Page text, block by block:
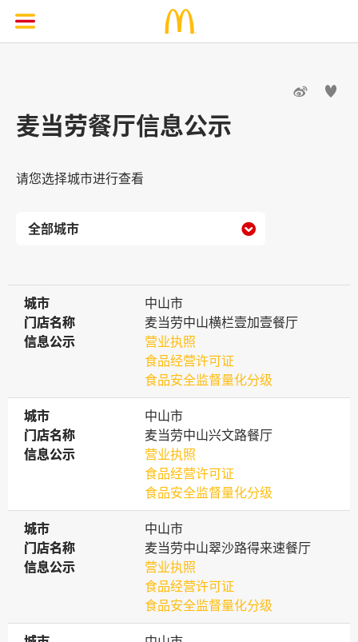
 
麦当劳餐厅信息公示
请您选择城市进行查看

城市
城市
中山市
门店名称
门店名称
麦当劳中山横栏壹加壹餐厅
信息公示
信息公示
营业执照
食品经营许可证
食品安全监督量化分级
城市
城市
中山市
门店名称
门店名称
麦当劳中山兴文路餐厅
信息公示
信息公示
营业执照
食品经营许可证
食品安全监督量化分级
城市
城市
中山市
门店名称
门店名称
麦当劳中山翠沙路得来速餐厅
信息公示
信息公示
营业执照
食品经营许可证
食品安全监督量化分级